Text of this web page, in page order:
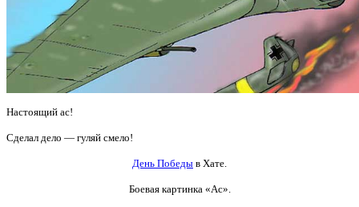
Настоящий ас!
Сделал дело — гуляй смело!
День Победы в Хате.
Боевая картинка «Ас».